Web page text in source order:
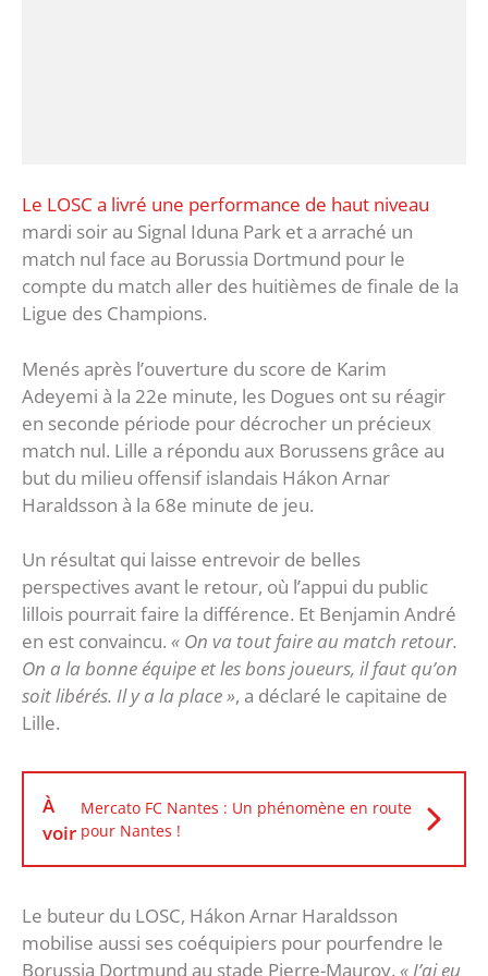
Le LOSC a livré une performance de haut niveau
mardi soir au Signal Iduna Park et a arraché un
match nul face au Borussia Dortmund pour le
compte du match aller des huitièmes de finale de la
Ligue des Champions.
Menés après l’ouverture du score de Karim
Adeyemi à la 22e minute, les Dogues ont su réagir
en seconde période pour décrocher un précieux
match nul. Lille a répondu aux Borussens grâce au
but du milieu offensif islandais Hákon Arnar
Haraldsson à la 68e minute de jeu.
Un résultat qui laisse entrevoir de belles
perspectives avant le retour, où l’appui du public
lillois pourrait faire la différence. Et Benjamin André
en est convaincu. « On va tout faire au match retour.
On a la bonne équipe et les bons joueurs, il faut qu’on
soit libérés. Il y a la place », a déclaré le capitaine de
Lille.
À
voir
Mercato FC Nantes : Un phénomène en route
pour Nantes !
Le buteur du LOSC, Hákon Arnar Haraldsson
mobilise aussi ses coéquipiers pour pourfendre le
Borussia Dortmund au stade Pierre-Mauroy. « J’ai eu